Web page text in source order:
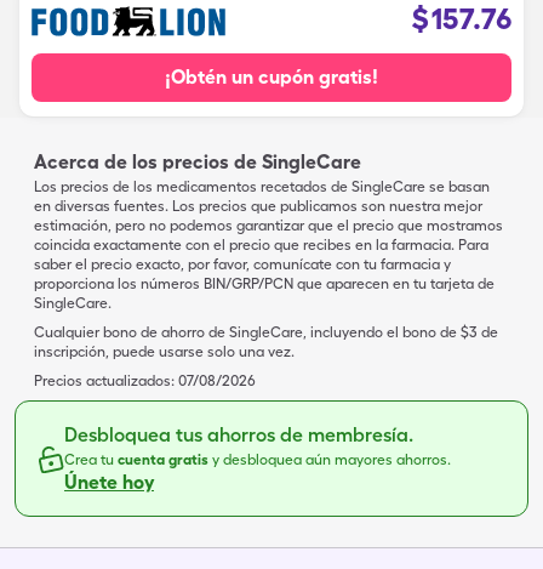
$157.76
¡Obtén un cupón gratis!
Acerca de los precios de SingleCare
Los precios de los medicamentos recetados de SingleCare se basan
en diversas fuentes. Los precios que publicamos son nuestra mejor
estimación, pero no podemos garantizar que el precio que mostramos
coincida exactamente con el precio que recibes en la farmacia. Para
saber el precio exacto, por favor, comunícate con tu farmacia y
proporciona los números BIN/GRP/PCN que aparecen en tu tarjeta de
SingleCare.
Cualquier bono de ahorro de SingleCare, incluyendo el bono de $3 de
inscripción, puede usarse solo una vez.
Precios actualizados: 07/08/2026
Desbloquea tus ahorros de membresía.
Crea tu cuenta gratis y desbloquea aún mayores ahorros.
Únete hoy